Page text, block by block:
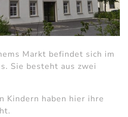
Markt befindet sich im
Sie besteht aus zwei
Kindern haben hier ihre